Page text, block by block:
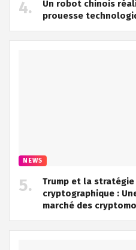
Un robot chinois
prouesse
NEWS
Trump et la
cryptographique :
marché des